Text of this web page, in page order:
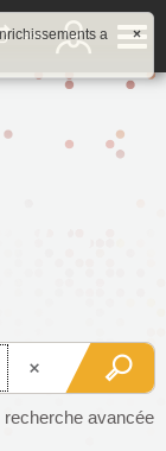
recherche avancée
×
a